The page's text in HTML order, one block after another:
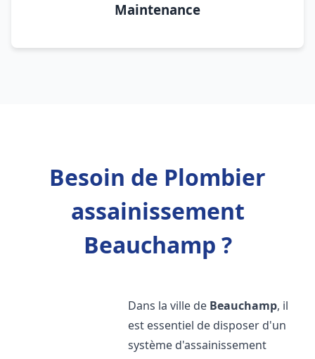
Maintenance
Besoin de Plombier
assainissement
Beauchamp ?
Dans la ville de Beauchamp, il
est essentiel de disposer d'un
système d'assainissement